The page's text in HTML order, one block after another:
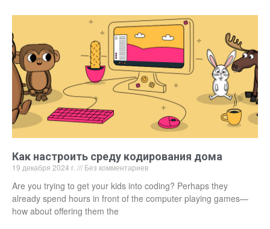
Как настроить среду кодирования дома
19 декабря 2024 г. Без комментариев
Are you trying to get your kids into coding? Perhaps they
already spend hours in front of the computer playing games—
how about offering them the